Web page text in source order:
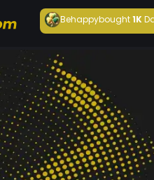
Behappybought1K